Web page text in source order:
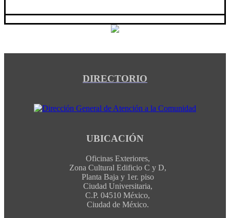
DIRECTORIO
UBICACIÓN
Oficinas Exteriores,
Zona Cultural Edificio C y D,
Planta Baja y 1er. piso
Ciudad Universitaria,
C.P. 04510 México,
Ciudad de México.